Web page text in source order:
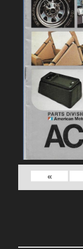
»